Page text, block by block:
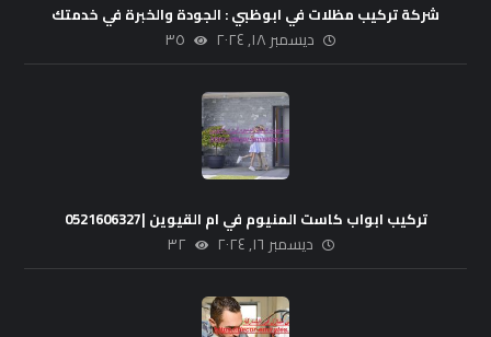
شركة تركيب مظلات في ابوظبي : الجودة والخبرة في خدمتك
ديسمبر ١٨, ٢٠٢٤ ٣٥
تركيب ابواب كاست المنيوم في ام القيوين |0521606327
ديسمبر ١٦, ٢٠٢٤ ٣٢